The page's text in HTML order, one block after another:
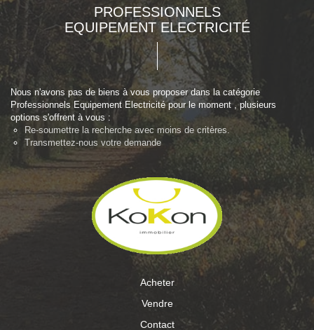
PROFESSIONNELS
EQUIPEMENT ELECTRICITÉ
Nous n'avons pas de biens à vous proposer dans la catégorie
Professionnels Equipement Electricité pour le moment , plusieurs
options s'offrent à vous :
Re-soumettre la recherche avec moins de critères.
Transmettez-nous votre demande
Acheter
Vendre
Contact